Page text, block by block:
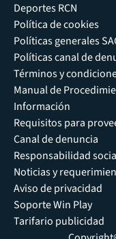
Deportes RCN
Política de cookies
Políticas generales
Políticas canal de
Términos y
Manual de
Información
Requisitos para
Canal de denuncia
Responsabilidad
Noticias y
Aviso de privacidad
Soporte Win Play
Tarifario publicidad